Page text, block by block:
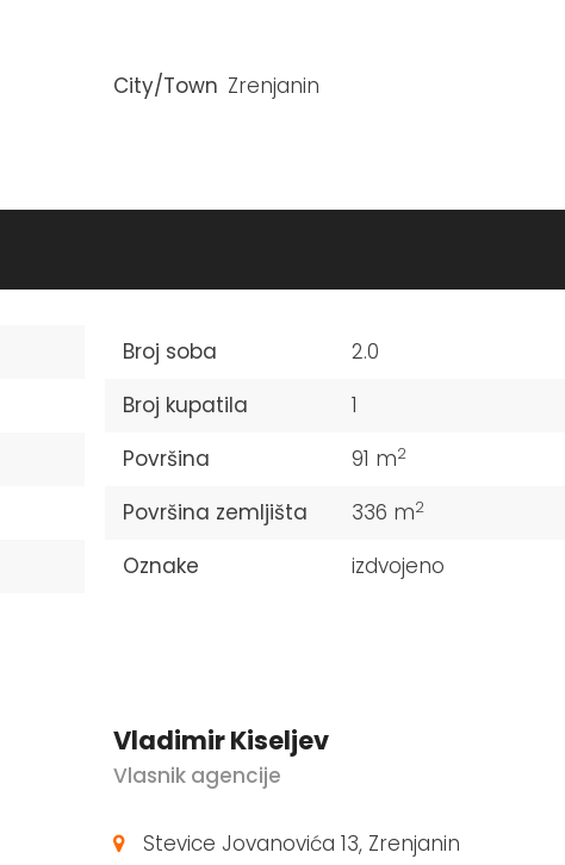
City/Town Zrenjanin
Broj soba
2.0
Broj kupatila
1
Površina
91 m2
Površina zemljišta 336 m2
Oznake izdvojeno
Vladimir Kiseljev
Vlasnik agencije
Stevice Jovanovića 13, Zrenjanin